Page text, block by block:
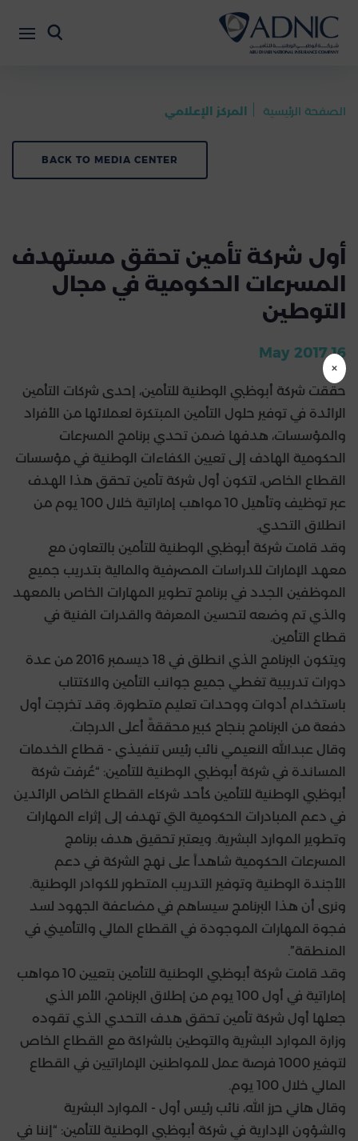
الصفحة الرئيسية المركز الإعلامي
BACK TO MEDIA CENTER
أول شركة تأمين تحقق مستهدف
المسرعات الحكومية في مجال
التوطين
16 May 2017
حققت شركة أبوظبي الوطنية للتأمين، إحدى شركات التأمين
الرائدة في توفير حلول التأمين المبتكرة لعملائها من الأفراد
والمؤسسات، هدفها ضمن تحدي برنامج المسرعات
الحكومية الهادف إلى تعيين الكفاءات الوطنية في مؤسسات
القطاع الخاص، لتكون أول شركة تأمين تحقق هذا الهدف
عبر توظيف وتأهيل 10 مواهب إماراتية خلال 100 يوم من
انطلاق التحدي.
وقد قامت شركة أبوظبي الوطنية للتأمين بالتعاون مع
معهد الإمارات للدراسات المصرفية والمالية بتدريب جميع
الموظفين الجدد في برنامج تطوير المهارات الخاص بالمعهد
والذي تم وضعه لتحسين المعرفة والقدرات الفنية في
قطاع التأمين.
ويتكون البرنامج الذي انطلق في 18 ديسمبر 2016 من عدة
دورات تدريبية تغطي جميع جوانب التأمين والاكتتاب
باستخدام أدوات ووحدات تعليم متطورة. وقد تخرجت أول
دفعة من البرنامج بنجاح كبير محققةً أعلى الدرجات.
وقال عبدالله النعيمي نائب رئيس تنفيذي - قطاع الخدمات
المساندة في شركة أبوظبي الوطنية للتأمين: “عُرفت شركة
أبوظبي الوطنية للتأمين كأحد شركاء القطاع الخاص الرائدين
في دعم المبادرات الحكومية التي تهدف إلى إثراء المهارات
وتطوير الموارد البشرية. ويعتبر تحقيق هدف برنامج
المسرعات الحكومية شاهداً على نهج الشركة في دعم
الأجندة الوطنية وتوفير التدريب المتطور للكوادر الوطنية.
ونرى أن هذا البرنامج سيساهم في مضاعفة الجهود لسد
فجوة المهارات الموجودة في القطاع المالي والتأميني في
المنطقة”.
وقد قامت شركة أبوظبي الوطنية للتأمين بتعيين 10 مواهب
إماراتية في أول 100 يوم من إطلاق البرنامج، الأمر الذي
جعلها أول شركة تأمين تحقق هدف التحدي الذي تقوده
وزارة الموارد البشرية والتوطين بالشراكة مع القطاع الخاص
لتوفير 1000 فرصة عمل للمواطنين الإماراتيين في القطاع
المالي خلال 100 يوم.
وقال هاني حرز الله، نائب رئيس أول - الموارد البشرية
والشؤون الإدارية في شركة أبوظبي الوطنية للتأمين: “إننا في
×